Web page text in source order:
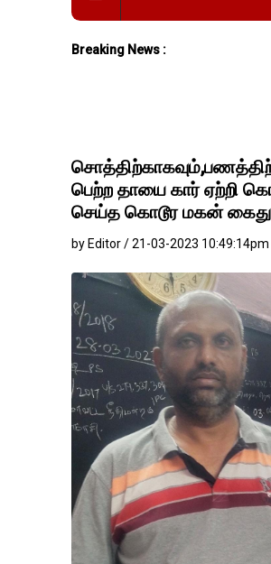
Breaking News :
பெற்ற தாயை கார் ஏற்றி
செய்த கொடூர மகன்
by Editor / 21-03-2023 10:49:14pm